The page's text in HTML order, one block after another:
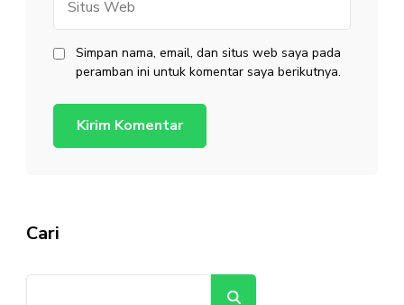
Web
Simpan nama, email, dan situs web saya pada
peramban ini untuk komentar saya berikutnya.
Cari